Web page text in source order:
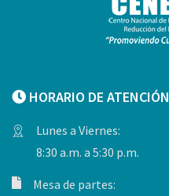
HORARIO DE ATENCIÓN
Lunes a Viernes:
8:30 a.m. a 5:30 p.m.
Mesa de partes: